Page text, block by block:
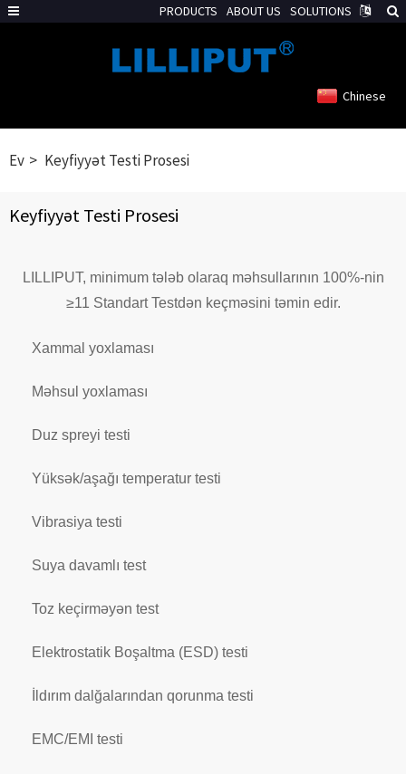
Chinese
Ev Keyfiyyət Testi Prosesi
Keyfiyyət Testi Prosesi
LILLIPUT, minimum tələb olaraq məhsullarının 100%-nin
≥11 Standart Testdən keçməsini təmin edir.
Xammal yoxlaması
Məhsul yoxlaması
Duz spreyi testi
Yüksək/aşağı temperatur testi
Vibrasiya testi
Suya davamlı test
Toz keçirməyən test
Elektrostatik Boşaltma (ESD) testi
İldırım dalğalarından qorunma testi
EMC/EMI testi
PRODUCTS ABOUT US SOLUTIONS